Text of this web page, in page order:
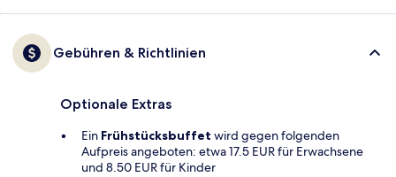
Gebühren & Richtlinien
Optionale Extras
Ein Frühstücksbuffet wird gegen folgenden
Aufpreis angeboten: etwa 17.5 EUR für Erwachsene
und 8.50 EUR für Kinder